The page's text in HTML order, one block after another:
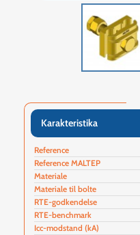
Karakteristika
Reference
Reference MALTEP
Materiale
Materiale til bolte
RTE-godkendelse
RTE-benchmark
Icc-modstand (kA)